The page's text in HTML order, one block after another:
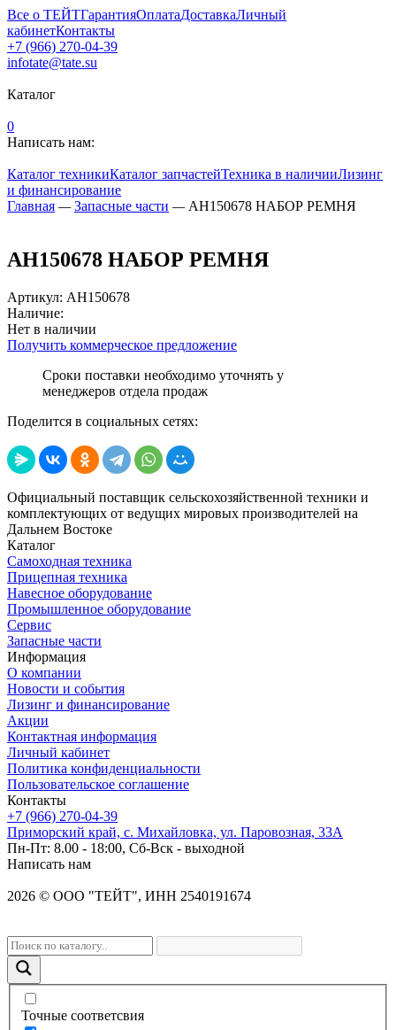
Все о ТЕЙТГарантияОплатаДоставкаЛичный
кабинетКонтакты
+7 (966) 270-04-39
infotate@tate.su
Каталог
0
Написать нам:
Каталог техникиКаталог запчастейТехника в наличииЛизинг
и финансирование
Главная — Запасные части — AH150678 НАБОР РЕМНЯ
AH150678 НАБОР РЕМНЯ
Артикул: AH150678
Наличие:
Нет в наличии
Получить коммерческое предложение
Сроки поставки необходимо уточнять у
менеджеров отдела продаж
Поделится в социальных сетях:
Официальный поставщик сельскохозяйственной техники и
комплектующих от ведущих мировых производителей на
Дальнем Востоке
Каталог
Самоходная техника
Прицепная техника
Навесное оборудование
Промышленное оборудование
Сервис
Запасные части
Информация
О компании
Новости и события
Лизинг и финансирование
Акции
Контактная информация
Личный кабинет
Политика конфиденциальности
Пользовательское соглашение
Контакты
+7 (966) 270-04-39
Приморский край, с. Михайловка, ул. Паровозная, 33А
Пн-Пт: 8.00 - 18:00, Сб-Вск - выходной
Написать нам
2026 © OOO "ТЕЙТ", ИНН 2540191674
Точные соответсвия